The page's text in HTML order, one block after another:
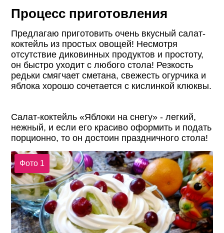
Процесс приготовления
Предлагаю приготовить очень вкусный салат-
коктейль из простых овощей! Несмотря
отсутствие диковинных продуктов и простоту,
он быстро уходит с любого стола! Резкость
редьки смягчает сметана, свежесть огурчика и
яблока хорошо сочетается с кислинкой клюквы.
Салат-коктейль «Яблоки на снегу» - легкий,
нежный, и если его красиво оформить и подать
порционно, то он достоин праздничного стола!
Фото 1